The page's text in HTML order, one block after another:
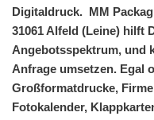
Digitaldruck. MM
31061 Alfeld (Leine) hilft
Angebotsspektrum, und
Anfrage umsetzen. Egal
Großformatdrucke,
Fotokalender,